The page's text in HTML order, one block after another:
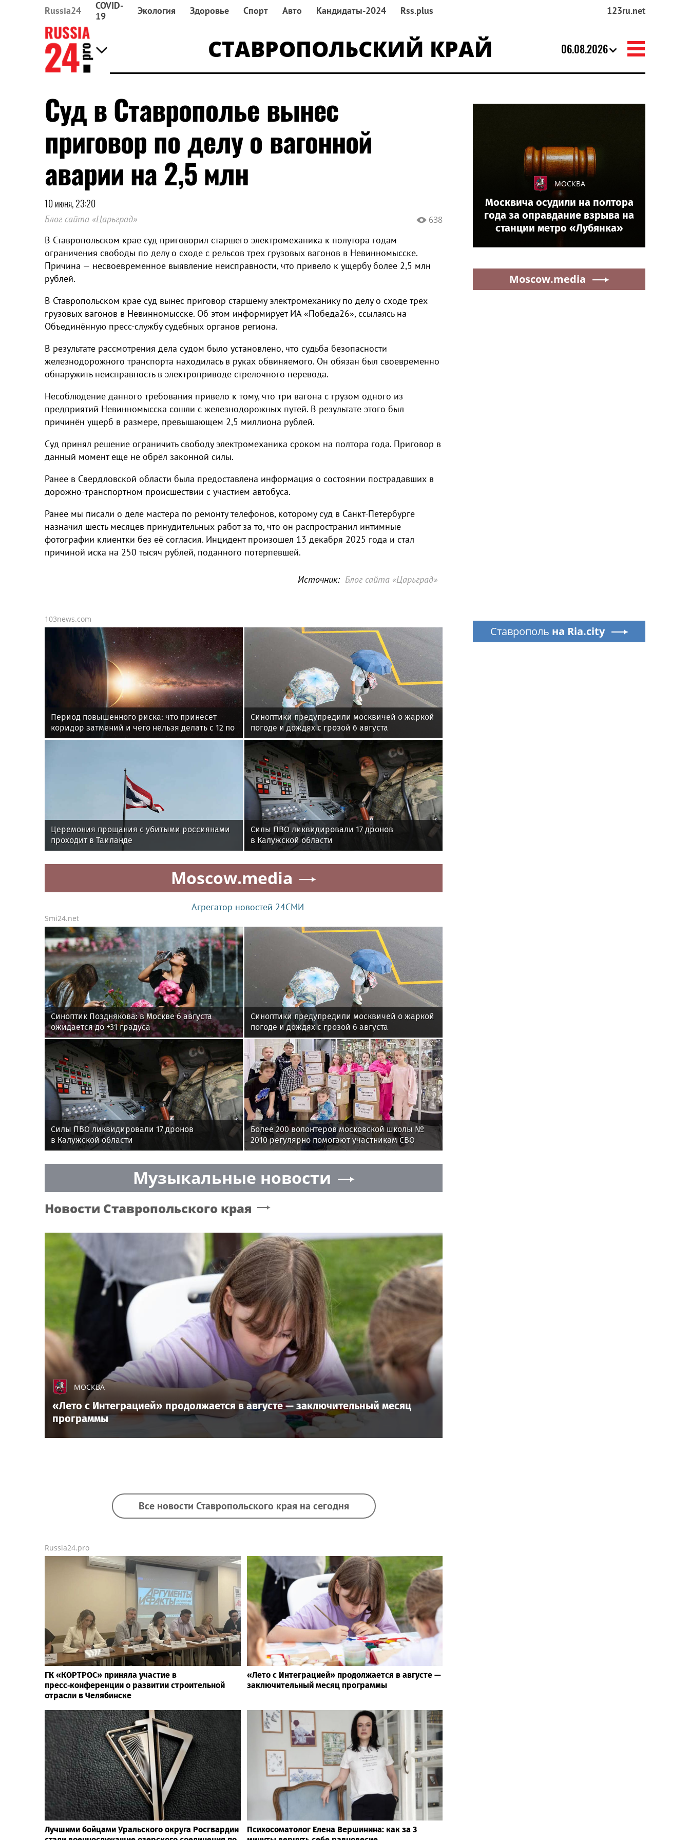
Russia24
COVID-
19
Экология Здоровье Спорт Авто Кандидаты-2024 Rss.plus 123ru.net
СТАВРОПОЛЬСКИЙ КРАЙ 06.08.2026
Суд в Ставрополье вынес
приговор по делу о вагонной
аварии на 2,5 млн
10 июня, 23:20
Блог сайта «Царьград» 638
В Ставропольском крае суд приговорил старшего электромеханика к полутора годам
ограничения свободы по делу о сходе с рельсов трех грузовых вагонов в Невинномысске.
Причина — несвоевременное выявление неисправности, что привело к ущербу более 2,5 млн
рублей.
В Ставропольском крае суд вынес приговор старшему электромеханику по делу о сходе трёх
грузовых вагонов в Невинномысске. Об этом информирует ИА «Победа26», ссылаясь на
Объединённую пресс-службу судебных органов региона.
В результате рассмотрения дела судом было установлено, что судьба безопасности
железнодорожного транспорта находилась в руках обвиняемого. Он обязан был своевременно
обнаружить неисправность в электроприводе стрелочного перевода.
Несоблюдение данного требования привело к тому, что три вагона с грузом одного из
предприятий Невинномысска сошли с железнодорожных путей. В результате этого был
причинён ущерб в размере, превышающем 2,5 миллиона рублей.
Суд принял решение ограничить свободу электромеханика сроком на полтора года. Приговор в
данный момент еще не обрёл законной силы.
Ранее в Свердловской области была предоставлена информация о состоянии пострадавших в
дорожно-транспортном происшествии с участием автобуса.
Ранее мы писали о деле мастера по ремонту телефонов, которому суд в Санкт-Петербурге
назначил шесть месяцев принудительных работ за то, что он распространил интимные
фотографии клиентки без её согласия. Инцидент произошел 13 декабря 2025 года и стал
причиной иска на 250 тысяч рублей, поданного потерпевшей.
Источник: Блог сайта «Царьград»
103news.com
Период повышенного риска: что принесет
коридор затмений и чего нельзя делать с 12 по
28 августа
Синоптики предупредили москвичей о жаркой
погоде и дождях с грозой 6 августа
Церемония прощания с убитыми россиянами
проходит в Таиланде
Силы ПВО ликвидировали 17 дронов
в Калужской области
Moscow.media
Агрегатор новостей 24СМИ
Smi24.net
Синоптик Позднякова: в Москве 6 августа
ожидается до +31 градуса
Синоптики предупредили москвичей о жаркой
погоде и дождях с грозой 6 августа
Силы ПВО ликвидировали 17 дронов
в Калужской области
Более 200 волонтеров московской школы №
2010 регулярно помогают участникам СВО
Музыкальные новости
Новости Ставропольского края
МОСКВА
«Лето с Интеграцией» продолжается в августе — заключительный месяц
программы
Все новости Ставропольского края на сегодня
Russia24.pro
ГК «КОРТРОС» приняла участие в
пресс‑конференции о развитии строительной
отрасли в Челябинске
«Лето с Интеграцией» продолжается в августе —
заключительный месяц программы
Лучшими бойцами Уральского округа Росгвардии
Психосоматолог Елена Вершинина: как за 3
МОСКВА
Москвича осудили на полтора
года за оправдание взрыва на
станции метро «Лубянка»
Moscow.media
Ставрополь на Ria.city